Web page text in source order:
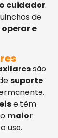
cuidador.
de
e
são
suporte
e têm
maior
uso.